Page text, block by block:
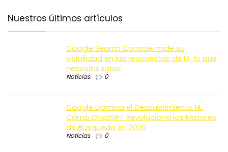
Nuestros últimos artículos
Google Search Console mide su
visibilidad en las respuestas de IA: lo que
necesita saber
Noticias 0
Google Domina el Descubrimiento IA:
Cómo ChatGPT Revoluciona los Motores
de Búsqueda en 2026
Noticias 0